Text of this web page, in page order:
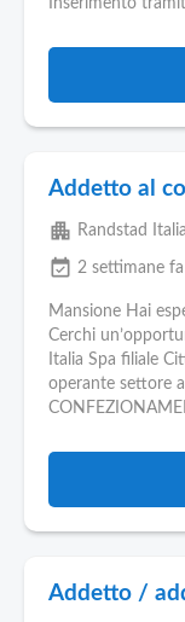
Inserimento
Addetto al
apartment Randstad
event_available 2 settimane fa
Mansione Hai
Cerchi
Italia Spa filiale
operante settore
Addetto /